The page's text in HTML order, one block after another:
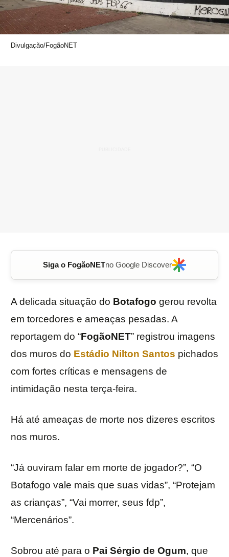
Divulgação/FogãoNET
Siga o FogãoNETno Google Discover
A delicada situação do Botafogo gerou revolta
em torcedores e ameaças pesadas. A
reportagem do “FogãoNET” registrou imagens
dos muros do Estádio Nilton Santos pichados
com fortes críticas e mensagens de
intimidação nesta terça-feira.
Há até ameaças de morte nos dizeres escritos
nos muros.
“Já ouviram falar em morte de jogador?”, “O
Botafogo vale mais que suas vidas”, “Protejam
as crianças”, “Vai morrer, seus fdp”,
“Mercenários”.
Sobrou até para o Pai Sérgio de Ogum, que